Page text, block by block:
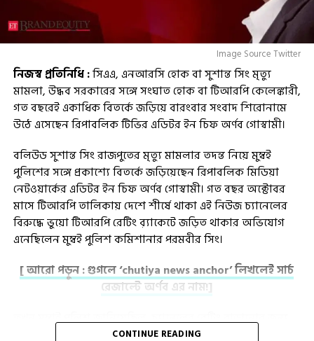
Image Source Twitter
নিজস্ব প্রতিনিধি :সিএএ, এনআরসি হোক বা সুশান্ত সিং মৃত্যু
মামলা, উদ্ধব সরকারের সঙ্গে সংঘাত হোক বা টিআরপি কেলেঙ্কারী,
গত বছরেই একাধিক বিতর্কে জড়িয়ে বারংবার সংবাদ শিরোনামে
উঠে এসেছেন রিপাবলিক টিভির এডিটর ইন চিফ অর্ণব গোস্বামী।
বলিউড সুশান্ত সিং রাজপুতের মৃত্যু মামলার তদন্ত নিয়ে মুম্বই
পুলিশের সঙ্গে প্রকাশ্যে বিতর্কে জড়িয়েছেন রিপাবলিক মিডিয়া
নেটওয়ার্কের এডিটর ইন চিফ অর্ণব গোস্বামী। গত বছর অক্টোবর
মাসে টিআরপি তালিকায় দেশে শীর্ষে থাকা এই নিউজ চ্যানেলের
বিরুদ্ধে ভুয়ো টিআরপি রেটিং ব়্যাকেটে জড়িত থাকার অভিযোগ
এনেছিলেন মুম্বই পুলিশ কমিশানার পরমবীর সিং।
[ আরো পড়ুন : গুগলে ‘chutiya news anchor’ লিখলেই সার্চ
রেজাল্টে অর্ণব এর নাম!]
তখন মুম্বাই পুলিশ জানিয়েছিল, চ্যানেলের রেটিং বাড়ানোর জন্য
অনৈতিকভাবে BARC-এর প্রাক্তন CEO পার্থ দাশগুপ্তকে লক্ষ লক্ষ
CONTINUE READING